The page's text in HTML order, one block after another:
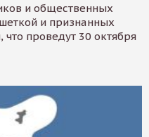
и общественных
и признанных
проведут 30 октября